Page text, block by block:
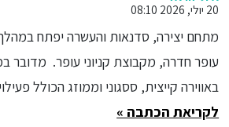
הצגות ומופעים עם
עלות
20 יולי, 2026 08:10
מתחם יצירה, סדנאות והעשרה יפתח במהלך
עופר חדרה, מקבוצת קניוני עופר. מדובר
באווירה קייצית, ססגוני וממוזג הכולל
לקריאת הכתבה »